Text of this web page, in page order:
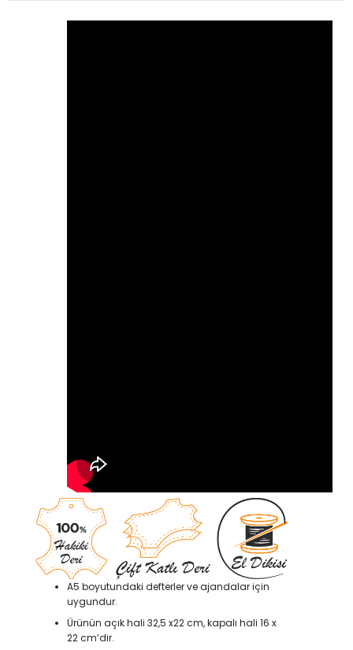
A5 boyutundaki defterler ve ajandalar için
uygundur.
Ürünün açık hali 32,5 x22 cm, kapalı hali 16 x
22 cm’dir.